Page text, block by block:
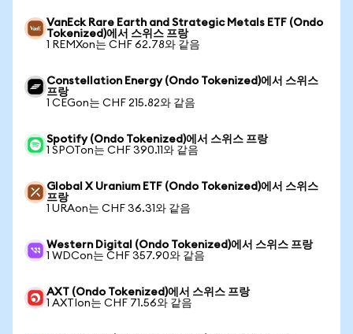
VanEck Rare Earth and Strategic Metals ETF (Ondo
Tokenized)에서 스위스 프랑
1 REMXon는 CHF 62.78와 같음
Constellation Energy (Ondo Tokenized)에서 스위스
프랑
1 CEGon는 CHF 215.82와 같음
Spotify (Ondo Tokenized)에서 스위스 프랑
1 SPOTon는 CHF 390.11와 같음
Global X Uranium ETF (Ondo Tokenized)에서 스위스
프랑
1 URAon는 CHF 36.31와 같음
Western Digital (Ondo Tokenized)에서 스위스 프랑
1 WDCon는 CHF 357.90와 같음
AXT (Ondo Tokenized)에서 스위스 프랑
1 AXTIon는 CHF 71.56와 같음